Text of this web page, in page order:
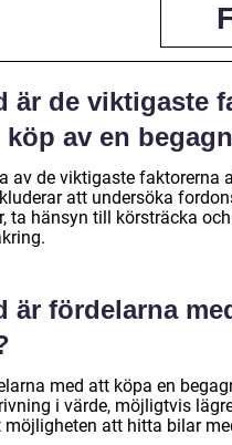
är de viktigaste
köp av en
av de viktigaste faktorerna
att undersöka
ta hänsyn till körsträcka
är fördelarna
med att köpa en
i värde, möjligtvis
möjligheten att hitta bilar